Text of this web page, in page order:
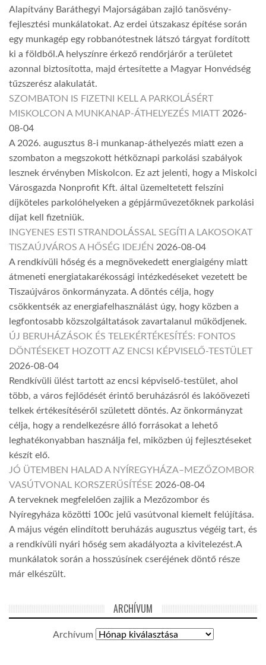
Alapítvány Baráthegyi Majorságában zajló tanösvény-
fejlesztési munkálatokat. Az erdei útszakasz építése során
egy munkagép egy robbanótestnek látszó tárgyat fordított
ki a földből.A helyszínre érkező rendőrjárőr a területet
azonnal biztosította, majd értesítette a Magyar Honvédség
tűzszerész alakulatát.
SZOMBATON IS FIZETNI KELL A PARKOLÁSÉRT
MISKOLCON A MUNKANAP-ÁTHELYEZÉS MIATT 2026-
08-04
A 2026. augusztus 8-i munkanap-áthelyezés miatt ezen a
szombaton a megszokott hétköznapi parkolási szabályok
lesznek érvényben Miskolcon. Ez azt jelenti, hogy a Miskolci
Városgazda Nonprofit Kft. által üzemeltetett felszíni
díjköteles parkolóhelyeken a gépjárművezetőknek parkolási
díjat kell fizetniük.
INGYENES ESTI STRANDOLÁSSAL SEGÍTI A LAKOSOKAT
TISZAÚJVÁROS A HŐSÉG IDEJÉN 2026-08-04
A rendkívüli hőség és a megnövekedett energiaigény miatt
átmeneti energiatakarékossági intézkedéseket vezetett be
Tiszaújváros önkormányzata. A döntés célja, hogy
csökkentsék az energiafelhasználást úgy, hogy közben a
legfontosabb közszolgáltatások zavartalanul működjenek.
ÚJ BERUHÁZÁSOK ÉS TELEKÉRTÉKESÍTÉS: FONTOS
DÖNTÉSEKET HOZOTT AZ ENCSI KÉPVISELŐ-TESTÜLET
2026-08-04
Rendkívüli ülést tartott az encsi képviselő-testület, ahol
több, a város fejlődését érintő beruházásról és lakóövezeti
telkek értékesítéséről született döntés. Az önkormányzat
célja, hogy a rendelkezésre álló forrásokat a lehető
leghatékonyabban használja fel, miközben új fejlesztéseket
készít elő.
JÓ ÜTEMBEN HALAD A NYÍREGYHÁZA–MEZŐZOMBOR
VASÚTVONAL KORSZERŰSÍTÉSE 2026-08-04
A terveknek megfelelően zajlik a Mezőzombor és
Nyíregyháza közötti 100c jelű vasútvonal kiemelt felújítása.
A május végén elindított beruházás augusztus végéig tart, és
a rendkívüli nyári hőség sem akadályozta a kivitelezést.A
munkálatok során a hosszúsínek cseréjének döntő része
már elkészült.
ARCHÍVUM
Archívum